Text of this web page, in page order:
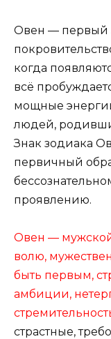
Овен — первый
когда
всё
мощные
людей,
Знак зодиака
первичный
проявлению.
Овен —
волю,
быть первым,
амбиции,
страстные,